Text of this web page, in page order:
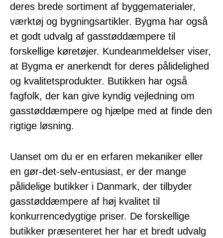
deres brede sortiment af byggematerialer,
værktøj og bygningsartikler. Bygma har også
et godt udvalg af gasstøddæmpere til
forskellige køretøjer. Kundeanmeldelser viser,
at Bygma er anerkendt for deres pålidelighed
og kvalitetsprodukter. Butikken har også
fagfolk, der kan give kyndig vejledning om
gasstøddæmpere og hjælpe med at finde den
rigtige løsning.
Uanset om du er en erfaren mekaniker eller
en gør-det-selv-entusiast, er der mange
pålidelige butikker i Danmark, der tilbyder
gasstøddæmpere af høj kvalitet til
konkurrencedygtige priser. De forskellige
butikker præsenteret her har et bredt udvalg